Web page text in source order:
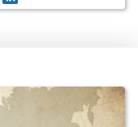
en Iran, en
régime et les
politique.